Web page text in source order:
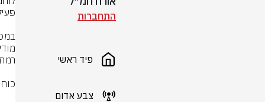
התחברות
פיד ראשי
צבע אדום